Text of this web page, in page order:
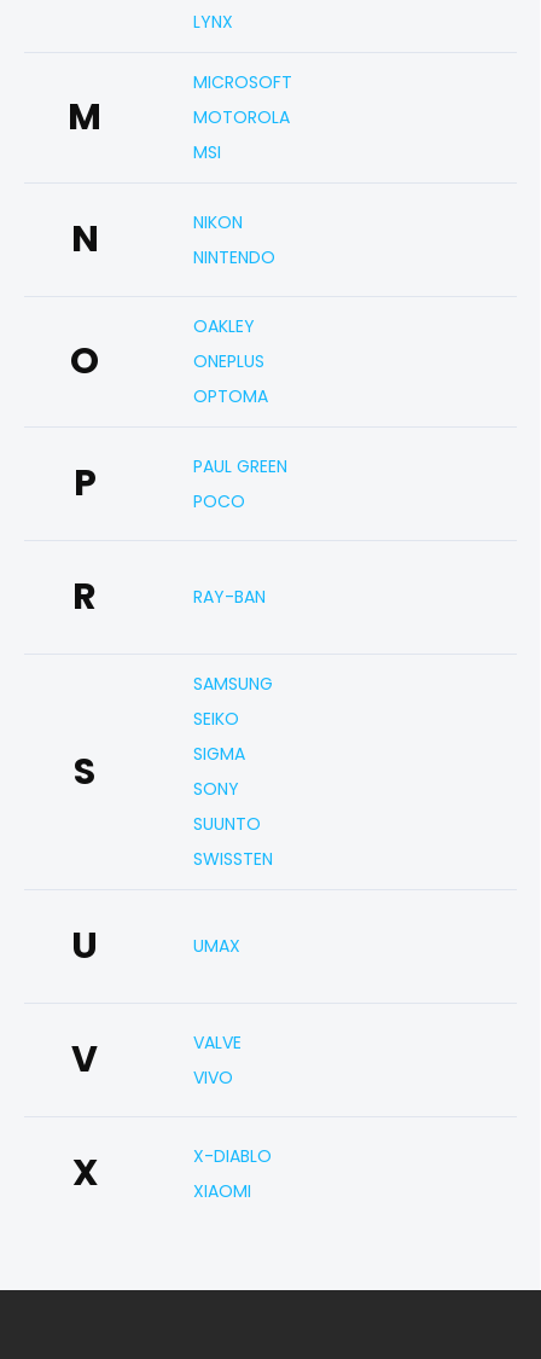
LYNX
M
MICROSOFT
MOTOROLA
MSI
N
NIKON
NINTENDO
O
OAKLEY
ONEPLUS
OPTOMA
P
PAUL GREEN
POCO
R RAY-BAN
S
SAMSUNG
SEIKO
SIGMA
SONY
SUUNTO
SWISSTEN
U UMAX
V
VALVE
VIVO
X
X-DIABLO
XIAOMI